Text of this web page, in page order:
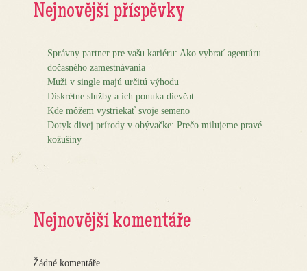
Nejnovější příspěvky
Správny partner pre vašu kariéru: Ako vybrať agentúru
dočasného zamestnávania
Muži v single majú určitú výhodu
Diskrétne služby a ich ponuka dievčat
Kde môžem vystriekať svoje semeno
Dotyk divej prírody v obývačke: Prečo milujeme pravé
kožušiny
Nejnovější komentáře
Žádné komentáře.